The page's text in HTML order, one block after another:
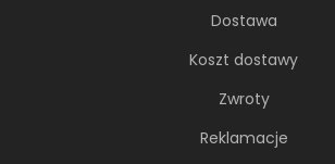
Dostawa
Koszt dostawy
Zwroty
Reklamacje